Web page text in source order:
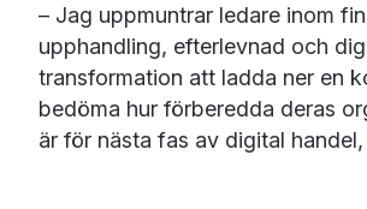
– Jag uppmuntrar ledare inom
upphandling, efterlevnad och
transformation att ladda ner en
bedöma hur förberedda deras
är för nästa fas av digital handel,